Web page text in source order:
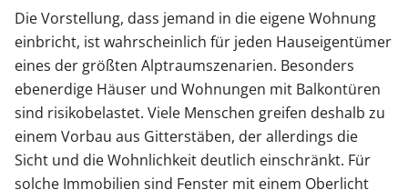
Carports
Anmelden / Registrieren
Kontakt / Hilfe
Die Vorstellung, dass jemand in die eigene Wohnung
einbricht, ist wahrscheinlich für jeden Hauseigentümer
eines der größten Alptraumszenarien. Besonders
ebenerdige Häuser und Wohnungen mit Balkontüren
sind risikobelastet. Viele Menschen greifen deshalb zu
einem Vorbau aus Gitterstäben, der allerdings die
Sicht und die Wohnlichkeit deutlich einschränkt. Für
solche Immobilien sind Fenster mit einem Oberlicht